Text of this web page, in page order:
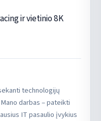
ir vietinio 8K
technologijų
darbas – pateikti
IT pasaulio įvykius